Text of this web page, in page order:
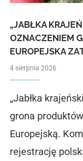
„JABŁKA
OZNACZENIEM
EUROPEJSKA
4 sierpnia 2026
„Jabłka
grona
Europejską.
rejestrację